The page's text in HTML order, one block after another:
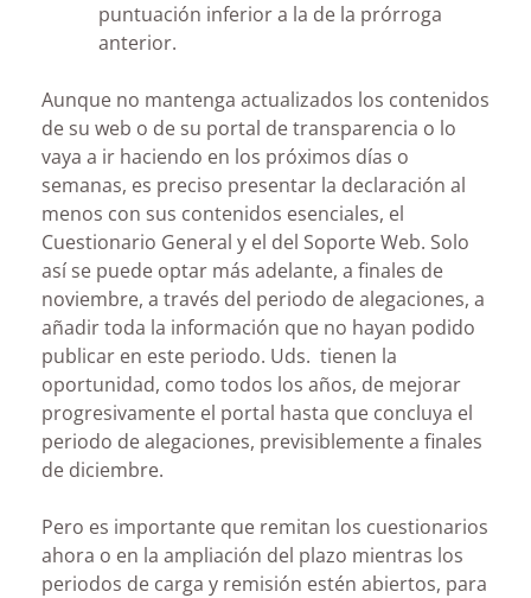
puntuación inferior a la de la prórroga
anterior.
Aunque no mantenga actualizados los contenidos
de su web o de su portal de transparencia o lo
vaya a ir haciendo en los próximos días o
semanas, es preciso presentar la declaración al
menos con sus contenidos esenciales, el
Cuestionario General y el del Soporte Web. Solo
así se puede optar más adelante, a finales de
noviembre, a través del periodo de alegaciones, a
añadir toda la información que no hayan podido
publicar en este periodo. Uds. tienen la
oportunidad, como todos los años, de mejorar
progresivamente el portal hasta que concluya el
periodo de alegaciones, previsiblemente a finales
de diciembre.
Pero es importante que remitan los cuestionarios
ahora o en la ampliación del plazo mientras los
periodos de carga y remisión estén abiertos, para